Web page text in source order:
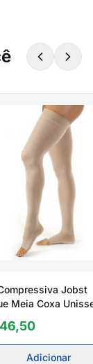
Jobst
Meia Coxa
Adicionar